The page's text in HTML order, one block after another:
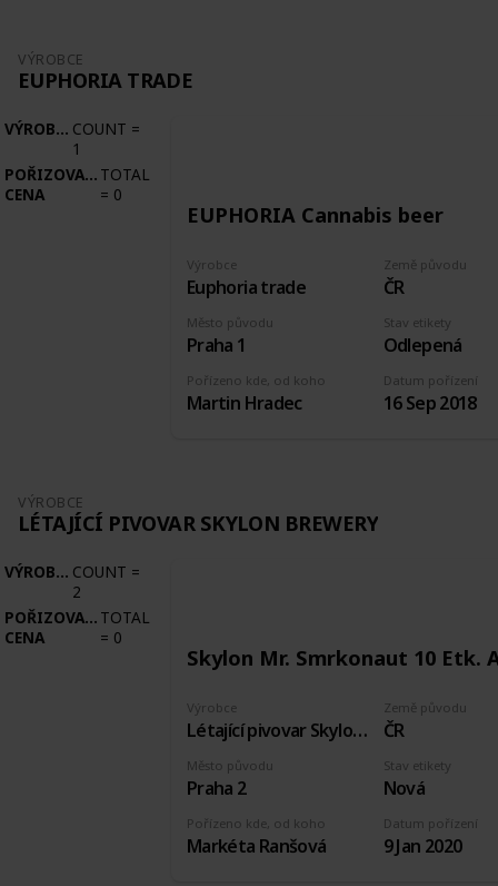
VÝROBCE
EUPHORIA TRADE
VÝROBCE COUNT =
1
POŘIZOVACÍ
CENA
TOTAL
= 0
EUPHORIA Cannabis beer
Výrobce
Euphoria trade
Země původu
ČR
Pořízeno kde, od koho
Martin Hradec
Stav etikety
Odlepená
Datum pořízení
16 Sep 2018
Město původu
Praha 1
VÝROBCE
LÉTAJÍCÍ PIVOVAR SKYLON BREWERY
VÝROBCE COUNT =
2
POŘIZOVACÍ
CENA
TOTAL
= 0
Skylon Mr. Smrkonaut 10 Etk.
Výrobce
Létající pivovar Skylon brewery
Země původu
ČR
Pořízeno kde, od koho
Markéta Ranšová
Stav etikety
Nová
Datum pořízení
9 Jan 2020
Město původu
Praha 2